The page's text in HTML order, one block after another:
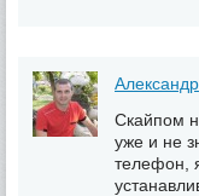
Александр
Скайпом
уже и не
телефон,